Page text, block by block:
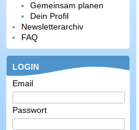
Gemeinsam planen
Dein Profil
Newsletterarchiv
FAQ
LOGIN
Email
Passwort